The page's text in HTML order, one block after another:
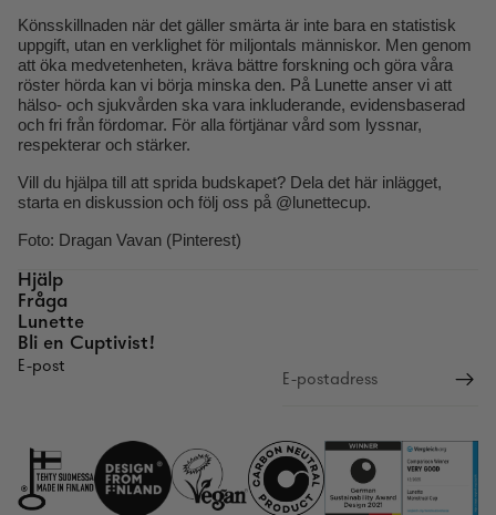
Könsskillnaden när det gäller smärta är inte bara en statistisk
uppgift, utan en verklighet för miljontals människor. Men genom
att öka medvetenheten, kräva bättre forskning och göra våra
röster hörda kan vi börja minska den. På Lunette anser vi att
hälso- och sjukvården ska vara inkluderande, evidensbaserad
och fri från fördomar. För alla förtjänar vård som lyssnar,
respekterar och stärker.
Vill du hjälpa till att sprida budskapet? Dela det här inlägget,
starta en diskussion och följ oss på @lunettecup.
Foto: Dragan Vavan (Pinterest)
Hjälp
Fråga
Lunette
Bli en Cuptivist!
E-post
Leveransvillkor
Kontaktuppgifter